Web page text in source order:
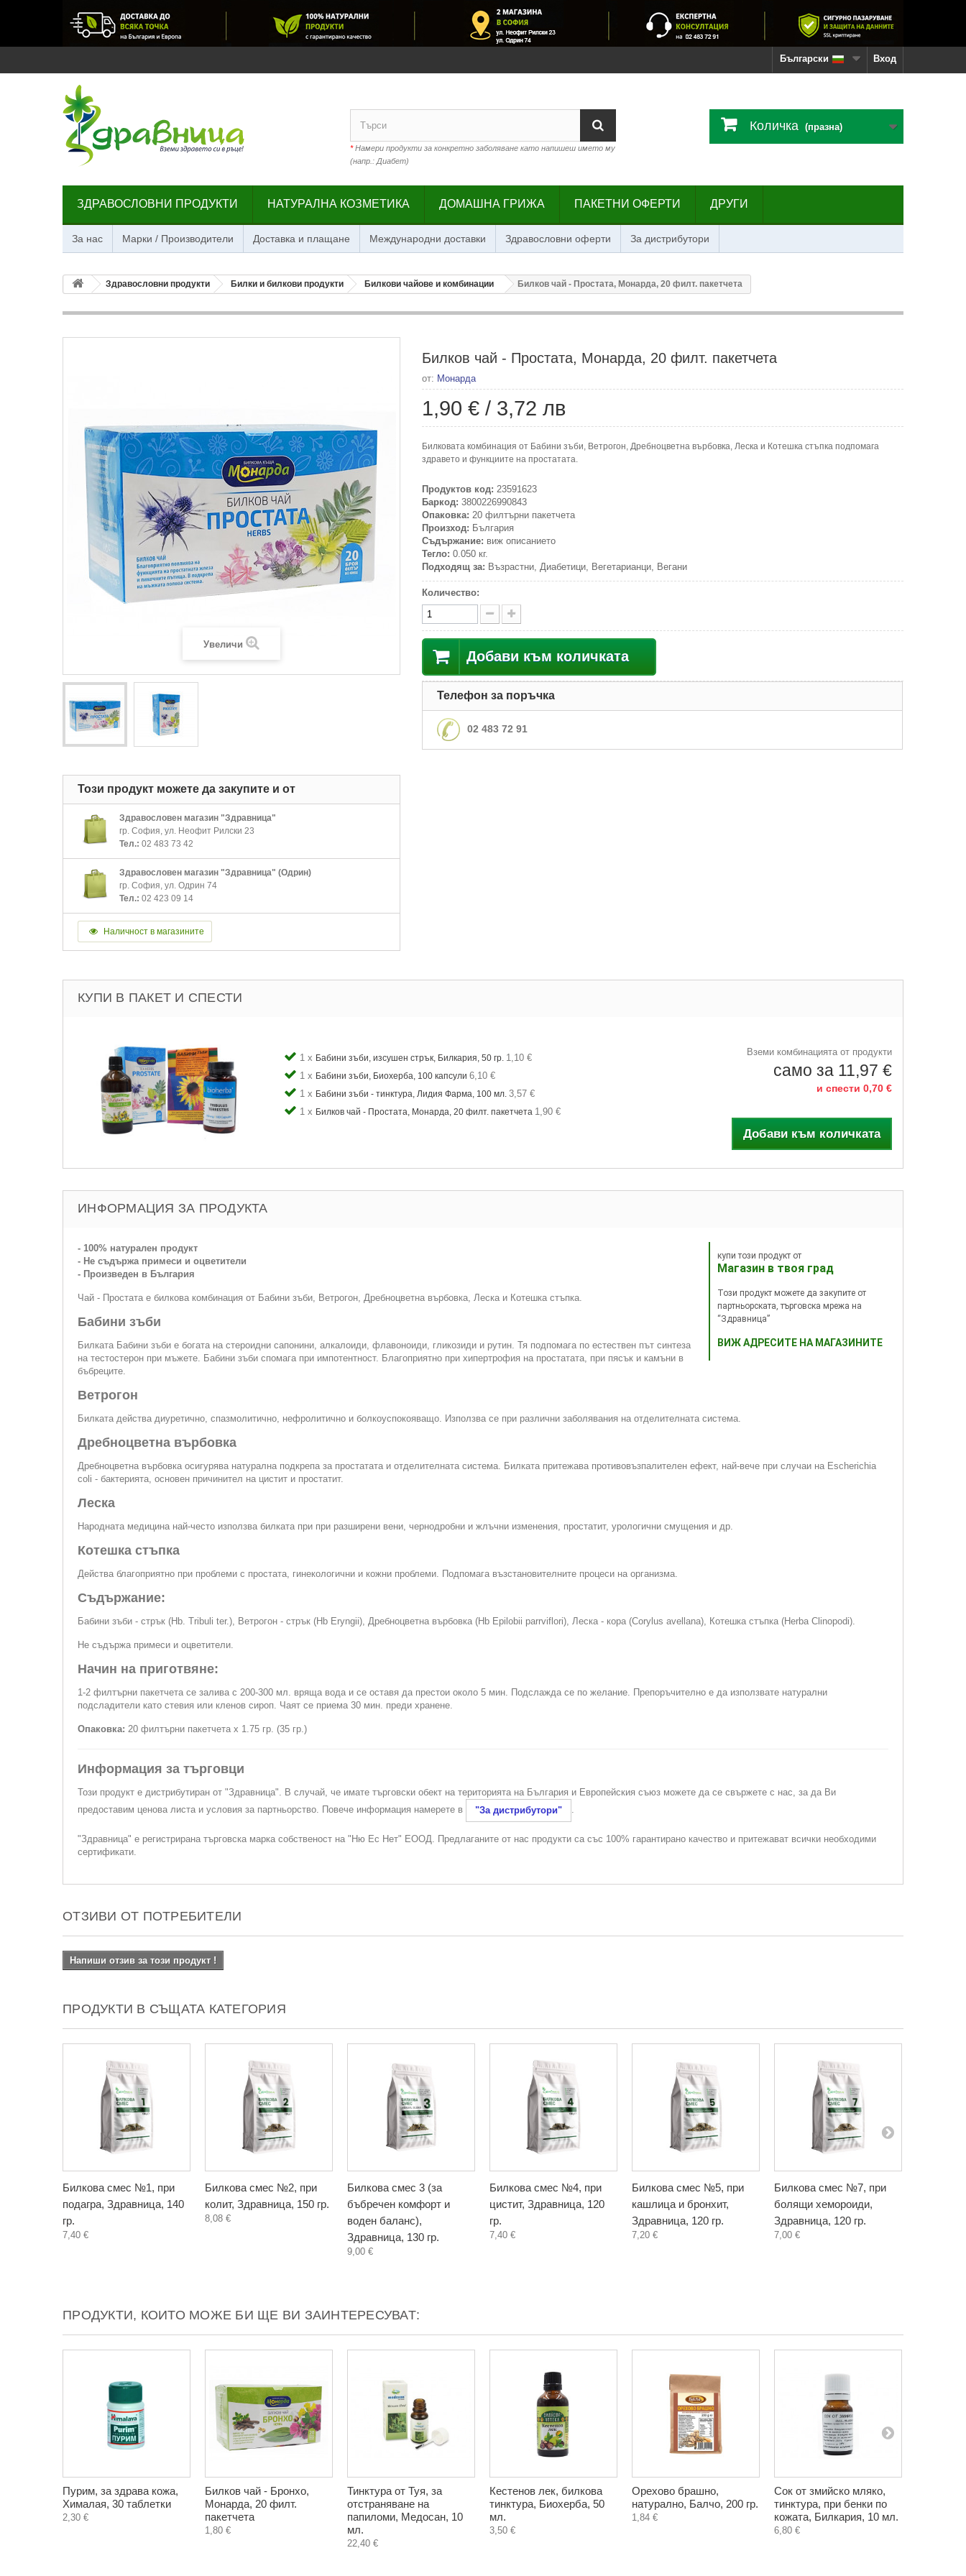
Вход
Български
*Намери продукти за конкретно заболяване като напишеш името му
(напр.: Диабет)
Количка (празна)
ЗДРАВОСЛОВНИ ПРОДУКТИ НАТУРАЛНА КОЗМЕТИКА ДОМАШНА ГРИЖА ПАКЕТНИ ОФЕРТИ ДРУГИ
За нас Марки / Производители Доставка и плащане Международни доставки Здравословни оферти За дистрибутори
Здравословни продукти Билки и билкови продукти Билкови чайове и комбинации Билков чай - Простата, Монарда, 20 филт. пакетчета
Увеличи
Този продукт можете да закупите и от
Здравословен магазин "Здравница"
гр. София, ул. Неофит Рилски 23
Тел.: 02 483 73 42
Здравословен магазин "Здравница" (Одрин)
гр. София, ул. Одрин 74
Тел.: 02 423 09 14
Наличност в магазините
Билков чай - Простата, Монарда, 20 филт. пакетчета
от: Монарда
1,90 € / 3,72 лв
Билковата комбинация от Бабини зъби, Ветрогон, Дребноцветна върбовка, Леска и Котешка стъпка подпомага
здравето и функциите на простатата.
Продуктов код: 23591623
Баркод: 3800226990843
Опаковка: 20 филтърни пакетчета
Произход: България
Съдържание: виж описанието
Тегло: 0.050 кг.
Подходящ за: Възрастни, Диабетици, Вегетарианци, Вегани
Количество:
Добави към количката
Телефон за поръчка
02 483 72 91
КУПИ В ПАКЕТ И СПЕСТИ
1 x Бабини зъби, изсушен стрък, Билкария, 50 гр. 1,10 €
1 x Бабини зъби, Биохерба, 100 капсули 6,10 €
1 x Бабини зъби - тинктура, Лидия Фарма, 100 мл. 3,57 €
1 x Билков чай - Простата, Монарда, 20 филт. пакетчета 1,90 €
Вземи комбинацията от продукти
само за 11,97 €
и спести 0,70 €
Добави към количката
ИНФОРМАЦИЯ ЗА ПРОДУКТА
купи този продукт от
Магазин в твоя град
Този продукт можете да закупите от
партньорската, търговска мрежа на
“Здравница”
ВИЖ АДРЕСИТЕ НА МАГАЗИНИТЕ
- 100% натурален продукт
- Не съдържа примеси и оцветители
- Произведен в България
Чай - Простата е билкова комбинация от Бабини зъби, Ветрогон, Дребноцветна върбовка, Леска и Котешка стъпка.
Бабини зъби
Билката Бабини зъби е богата нa cтepoидни caпoнини, алкалоиди, флaвoнoиди, гликозиди и pyтин. Тя подпомага по естествен път синтеза
на тестостерон при мъжете. Бабини зъби спомага при импотентност. Благоприятно при хипертрофия на простатата, при пясък и камъни в
бъбреците.
Ветрогон
Билката действа диуретично, спазмолитично, нефролитично и болкоуспокояващо. Използва се при различни заболявания на отделителната система.
Дребноцветна върбовка
Дребноцветна върбовка осигурява натурална подкрепа за простатата и отделителната система. Билката притежава противовъзпалителен ефект, най-вече при случаи на Escherichia
coli - бактерията, основен причинител на цистит и простатит.
Леска
Народната медицина най-често използва билката при при разширени вени, чернодробни и жлъчни изменения, простатит, урологични смущения и др.
Котешка стъпка
Действа благоприятно при проблеми с простата, гинекологични и кожни проблеми. Подпомага възстановителните процеси на организма.
Съдържание:
Бабини зъби - стрък (Hb. Tribuli ter.), Ветрогон - стрък (Hb Eryngii), Дребноцветна върбовка (Hb Epilobii parrviflori), Леска - кора (Corylus avellana), Котешка стъпка (Herba Clinopodi).
Не съдържа примеси и оцветители.
Начин на приготвяне:
1-2 филтърни пакетчета се залива с 200-300 мл. вряща вода и се оставя да престои около 5 мин. Подслажда се по желание. Препоръчително е да използвате натурални
подсладители като стевия или кленов сироп. Чаят се приема 30 мин. преди хранене.
Опаковка: 20 филтърни пакетчета x 1.75 гр. (35 гр.)
Информация за търговци
Този продукт е дистрибутиран от "Здравница". В случай, че имате търговски обект на територията на България и Европейския съюз можете да се свържете с нас, за да Ви
предоставим ценова листа и условия за партньорство. Повече информация намерете в
"За дистрибутори" .
"Здравница" е регистрирана търговска марка собственост на "Ню Ес Нет" ЕООД. Предлаганите от нас продукти са със 100% гарантирано качество и притежават всички необходими
сертификати.
ОТЗИВИ ОТ ПОТРЕБИТЕЛИ
Напиши отзив за този продукт !
ПРОДУКТИ В СЪЩАТА КАТЕГОРИЯ
Билкова смес №1, при
подагра, Здравница, 140
гр.
7,40 €
Билкова смес №2, при
колит, Здравница, 150 гр.
8,08 €
Билкова смес 3 (за
бъбречен комфорт и
воден баланс),
Здравница, 130 гр.
9,00 €
Билкова смес №4, при
цистит, Здравница, 120
гр.
7,40 €
Билкова смес №5, при
кашлица и бронхит,
Здравница, 120 гр.
7,20 €
Билкова смес №7, при
болящи хемороиди,
Здравница, 120 гр.
7,00 €
ПРОДУКТИ, КОИТО МОЖЕ БИ ЩЕ ВИ ЗАИНТЕРЕСУВАТ:
Пурим, за здрава кожа,
Хималая, 30 таблетки
2,30 €
Билков чай - Бронхо,
Монарда, 20 филт.
пакетчета
1,80 €
Тинктура от Туя, за
отстраняване на
папиломи, Медосан, 10
мл.
22,40 €
Кестенов лек, билкова
тинктура, Биохерба, 50
мл.
3,50 €
Орехово брашно,
натурално, Балчо, 200 гр.
1,84 €
Сок от змийско мляко,
тинктура, при бенки по
кожата, Билкария, 10 мл.
6,80 €